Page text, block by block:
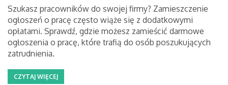
Szukasz pracowników do swojej firmy? Zamieszczenie
ogłoszeń o pracę często wiąże się z dodatkowymi
opłatami. Sprawdź, gdzie możesz zamieścić darmowe
ogłoszenia o pracę, które trafią do osób poszukujących
zatrudnienia.
CZYTAJ WIĘCEJ